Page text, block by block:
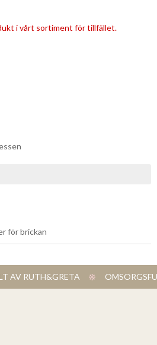
i vårt sortiment för tillfället.
för brickan
AV RUTH&GRETA